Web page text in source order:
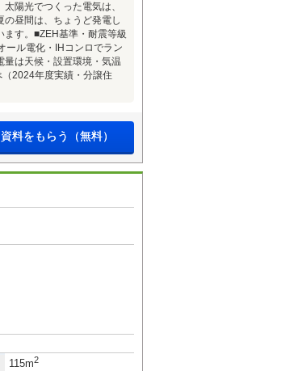
陽光でつくった電気は、
昼間は、ちょうど発電し
す。■ZEH基準・耐震等級
ール電化・IHコンロでラン
は天候・設置環境・気温
2024年度実績・分譲住
資料をもらう（無料）
115m2